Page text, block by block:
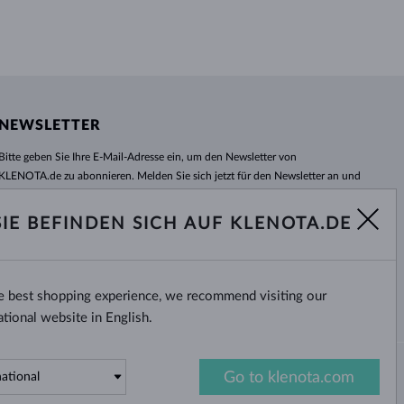
geben Sie Ihre E-Mail-Adresse ein, um den Newsletter von
zu abonnieren. Melden Sie sich jetzt für den Newsletter an und
Sonderangebot mehr!
ich möchte interessanteNeuigkeiten per E-Mail erhalten.
BEFINDEN SICH AUF KLENOTA.DE
best shopping experience, we recommend visiting our
website in English.
Go to klenota.com